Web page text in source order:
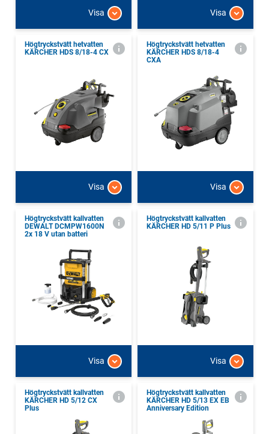
Visa Visa
Högtryckstvätt hetvatten
KÄRCHER HDS 8/18-4 CX
Visa
Högtryckstvätt hetvatten
KÄRCHER HDS 8/18-4
CXA
Visa
Högtryckstvätt kallvatten
DEWALT DCMPW1600N
2x 18 V utan batteri
Visa
Högtryckstvätt kallvatten
KÄRCHER HD 5/11 P Plus
Visa
Högtryckstvätt kallvatten
KÄRCHER HD 5/12 CX
Plus
Högtryckstvätt kallvatten
KÄRCHER HD 5/13 EX EB
Anniversary Edition